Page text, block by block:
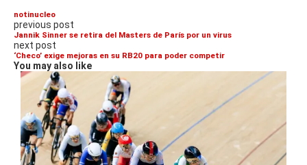
notinucleo
previous post
Jannik Sinner se retira del Masters de París por un virus
next post
‘Checo’ exige mejoras en su RB20 para poder competir
You may also like